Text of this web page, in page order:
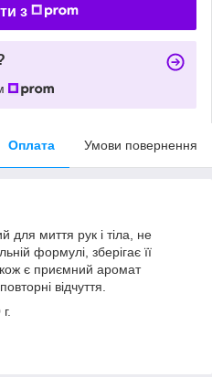
з
Оплата Умови повернення
для миття рук і тіла, не
формулі, зберігає її
є приємний аромат
відчуття.